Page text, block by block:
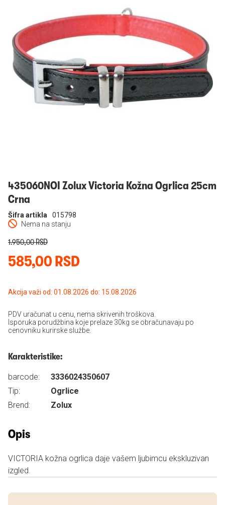
435060NOI Zolux Victoria Kožna Ogrlica 25cm
Crna
Nema na stanju
Šifra artikla 015798
585,00 RSD
1.950,00 RSD
Akcija važi od: 01.08.2026 do: 15.08.2026
PDV uračunat u cenu, nema skrivenih troškova.
Isporuka porudžbina koje prelaze 30kg se obračunavaju po
cenovniku kurirske službe.
Karakteristike:
barcode:
3336024350607
Tip:
Ogrlice
Brend:
Zolux
Opis
VICTORIA kožna ogrlica daje vašem ljubimcu ekskluzivan
izgled.